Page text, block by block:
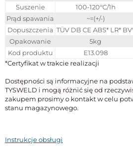
Suszenie
100-120°C/1h
Prąd spawania
~=(+/-)
Dopuszczenia TÜV DB CE ABS* LR*
Opakowanie
5kg
Kod produktu
E13.098
*Certyfikat w trakcie realizacji
Dostępności są informacyjne na
TYSWELD i mogą różnić się od
zakupem prosimy o kontakt w celu
stanu magazynowego.
Instrukcje obsługi